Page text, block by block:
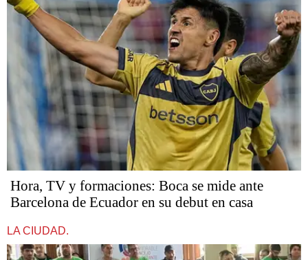
Hora, TV y formaciones: Boca se mide ante
Barcelona de Ecuador en su debut en casa
LA CIUDAD.